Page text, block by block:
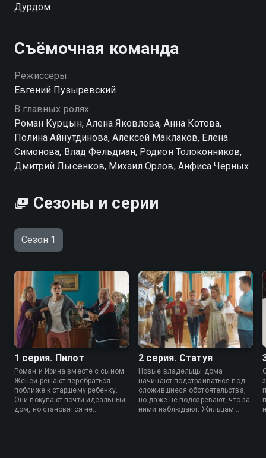
уживаться, искать компромиссы и учиться
Дурдом
Съёмочная команда
Режиссёры
Евгений Пузыревский
В главных ролях
Роман Курцын, Алена Яковлева, Анна Котова,
Полина Айнутдинова, Алексей Маклаков, Елена
Симонова, Влад Фельдман, Родион Толоконников,
Дмитрий Лысенков, Михаил Орлов, Анфиса Черных
Сезоны и серии
Сезон 1
1 серия. Пилот
Роман и Ирина вместе с сыном
Женей решают перебраться
поближе к старшему ребенку.
Они покупают почти идеальный
дом, но становятся не
2 серия. Статуя
Новые владельцы дома
начинают подстраиваться под
сложившиеся обстоятельства,
но даже не подозревают, что за
ними наблюдают. Жильцам